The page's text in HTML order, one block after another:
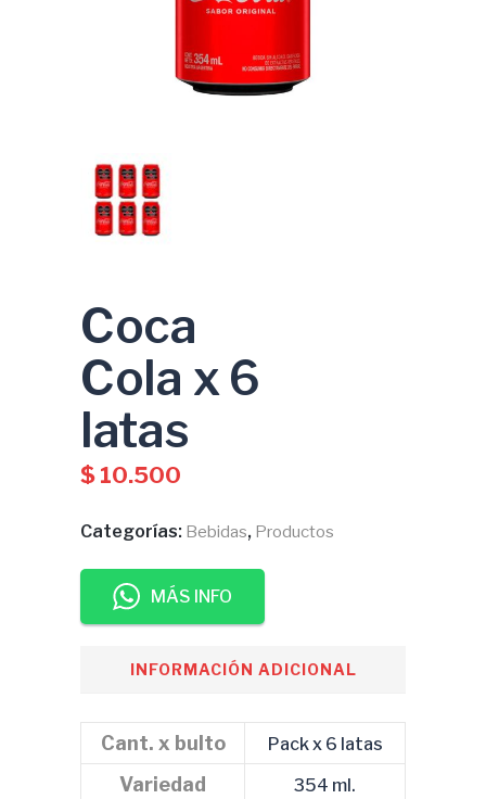
Coca
Cola x 6
latas
$ 10.500
Categorías: Bebidas, Productos
MÁS INFO
INFORMACIÓN ADICIONAL
Cant. x bulto Pack x 6 latas
Variedad 354 ml.